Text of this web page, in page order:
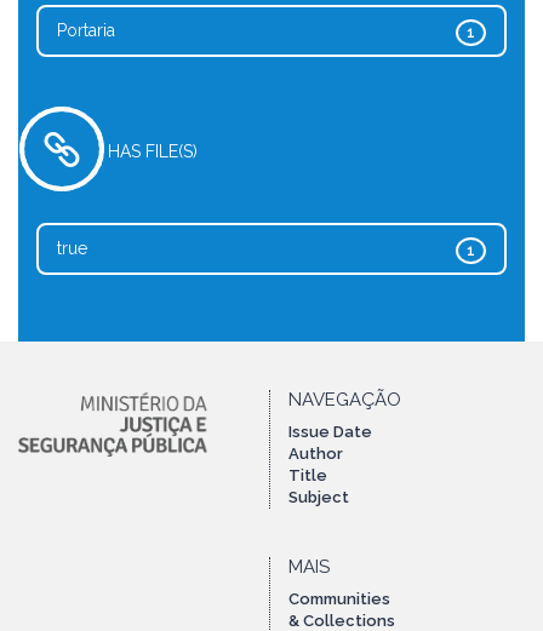
1
Portaria
HAS FILE(S)
1
true
NAVEGAÇÃO
Issue Date
Author
Title
Subject
MAIS
Communities
& Collections